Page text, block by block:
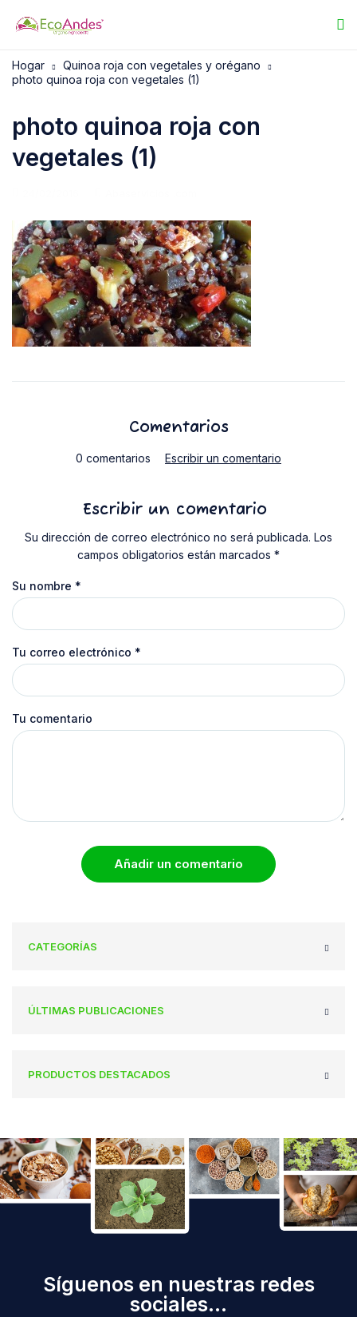
Hogar
Quinoa roja con vegetales y orégano
photo quinoa roja con vegetales (1)
photo quinoa roja con
vegetales (1)
Comentarios
0 comentarios Escribir un comentario
Escribir un comentario
Su dirección de correo electrónico no será publicada. Los
campos obligatorios están marcados *
Su nombre *
Tu correo electrónico *
Tu comentario
Añadir un comentario
CATEGORÍAS
ÚLTIMAS PUBLICACIONES
PRODUCTOS DESTACADOS
Síguenos en nuestras redes
sociales...